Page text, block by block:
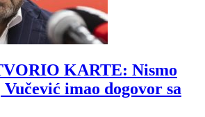
KARTE: Nismo
imao dogovor sa